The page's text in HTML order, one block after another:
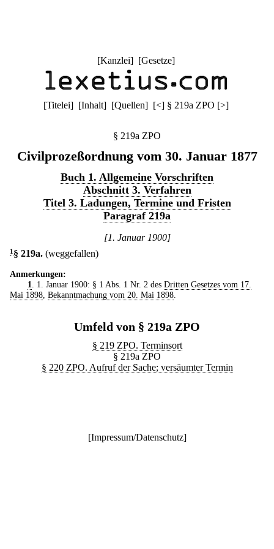
[Kanzlei] [Gesetze]
[Titelei] [Inhalt] [Quellen] [<] § 219a ZPO [>]
§ 219a ZPO
Civilprozeßordnung vom 30. Januar 1877
Buch 1. Allgemeine Vorschriften
Abschnitt 3. Verfahren
Titel 3. Ladungen, Termine und Fristen
Paragraf 219a
[1. Januar 1900]
1 § 219a. (weggefallen)
Anmerkungen:
1
. 1. Januar 1900: § 1 Abs. 1 Nr. 2 des Dritten Gesetzes vom 17.
Mai 1898 Bekanntmachung vom 20. Mai 1898
Umfeld von § 219a ZPO
§ 219 ZPO. Terminsort
§ 219a ZPO
§ 220 ZPO. Aufruf der Sache; versäumter Termin
[Impressum/Datenschutz]